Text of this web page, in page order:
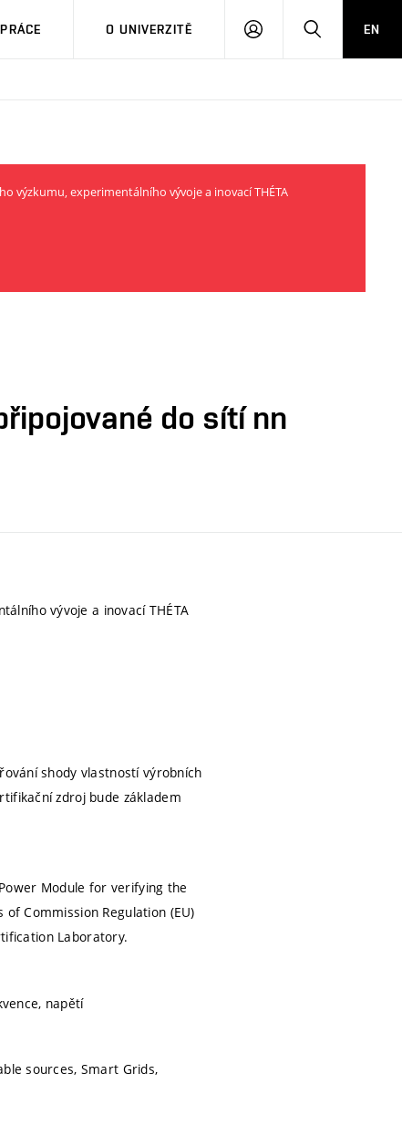
O UNIVERZITĚ
PŘIHLÁSIT HLEDATEN
výzkumu, experimentálního vývoje a inovací THÉTA
do sítí nn
vývoje a inovací THÉTA
shody vlastností výrobních
zdroj bude základem
Module for verifying the
Commission Regulation (EU)
Laboratory.
napětí
sources, Smart Grids,